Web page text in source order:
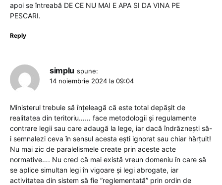
apoi se întreabă DE CE NU MAI E APA SI DA VINA PE
PESCARI.
Reply
simplu spune:
14 noiembrie 2024 la 09:04
Ministerul trebuie să înțeleagă că este total depășit de
realitatea din teritoriu…… face metodologii și regulamente
contrare legii sau care adaugă la lege, iar dacă îndrăznești să-
i semnalezi ceva în sensul acesta ești ignorat sau chiar hărțuit!
Nu mai zic de paralelismele create prin aceste acte
normative…. Nu cred că mai există vreun domeniu în care să
se aplice simultan legi în vigoare și legi abrogate, iar
activitatea din sistem să fie ”reglementată” prin ordin de